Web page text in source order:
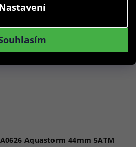
Aquastorm 44mm 5ATM